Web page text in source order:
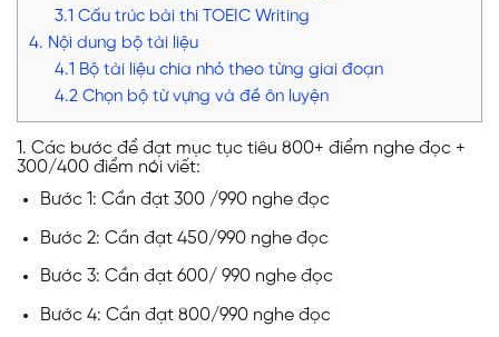
3.1 Cấu trúc bài thi TOEIC Writing
4. Nội dung bộ tài liệu
4.1 Bộ tài liệu chia nhỏ theo từng giai đoạn
4.2 Chọn bộ từ vựng và đề ôn luyện
1. Các bước để đạt mục tục tiêu 800+ điểm nghe đọc +
300/400 điểm nói viết:
Bước 1: Cần đạt 300 /990 nghe đọc
Bước 2: Cần đạt 450/990 nghe đọc
Bước 3: Cần đạt 600/ 990 nghe đọc
Bước 4: Cần đạt 800/990 nghe đọc